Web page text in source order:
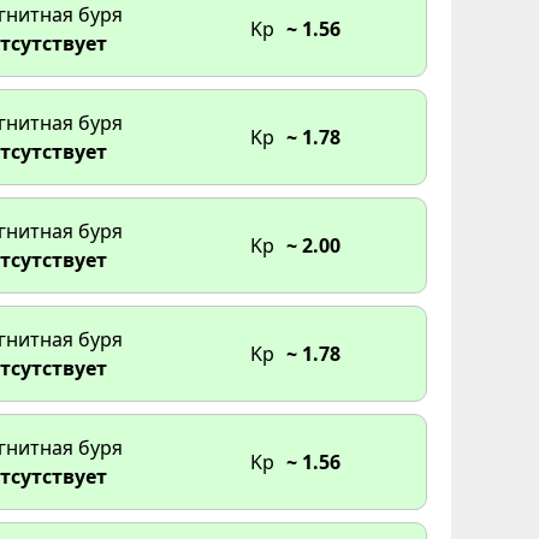
буря
Kp ~ 1.56
буря
Kp ~ 1.78
буря
Kp ~ 2.00
буря
Kp ~ 1.78
буря
Kp ~ 1.56